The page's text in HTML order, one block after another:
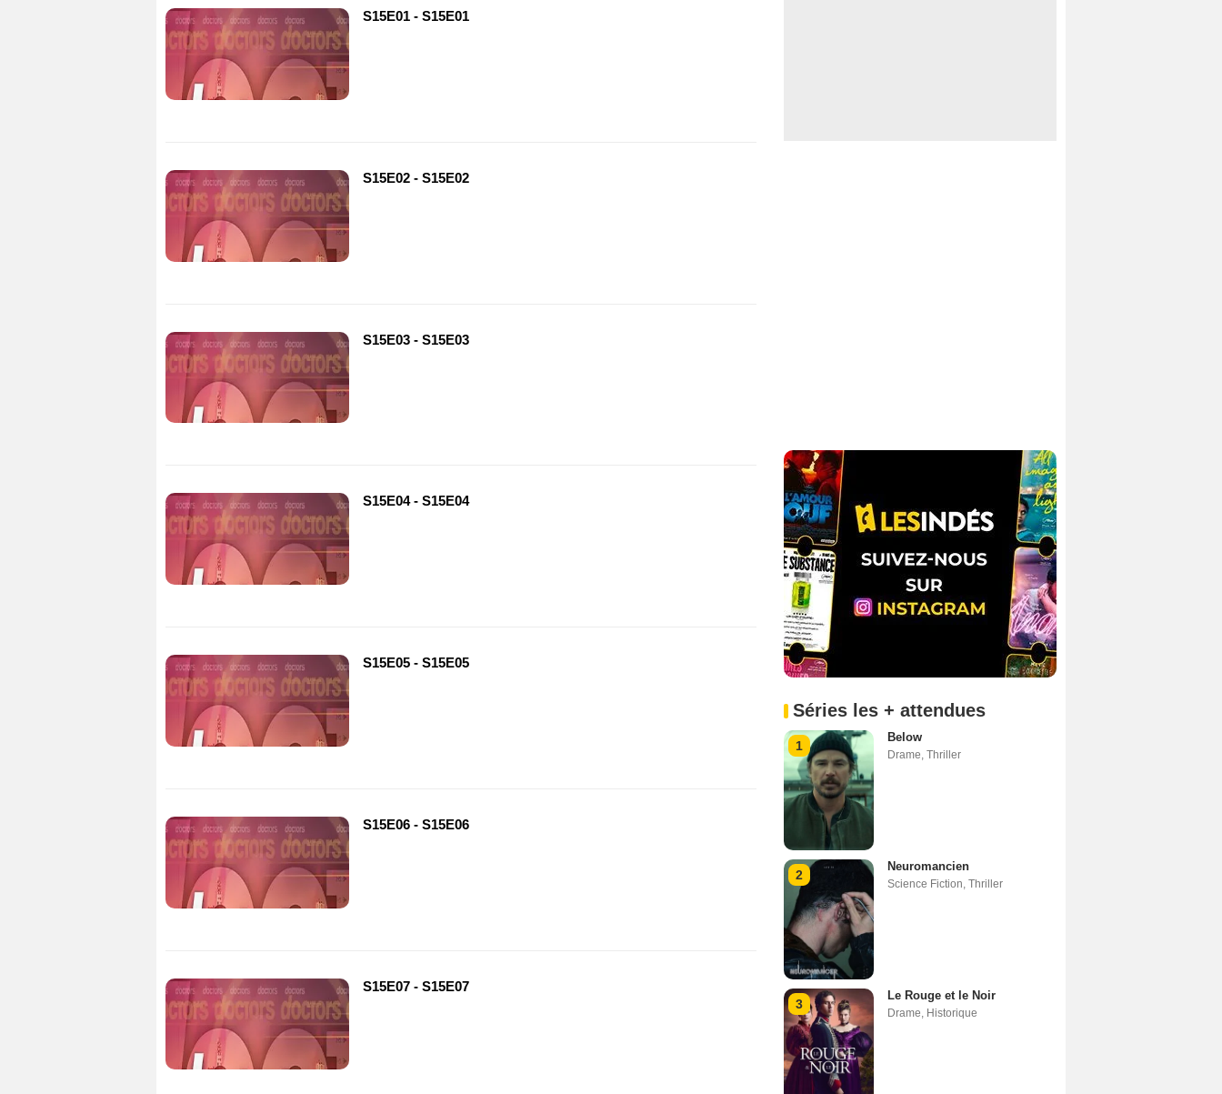
S15E01 - S15E01
S15E02 - S15E02
S15E03 - S15E03
S15E04 - S15E04
S15E05 - S15E05
S15E06 - S15E06
S15E07 - S15E07
Séries les + attendues
1
Below
Drame Thriller
2
Neuromancien
Science Fiction Thriller
3
Le Rouge et le Noir
Drame Historique